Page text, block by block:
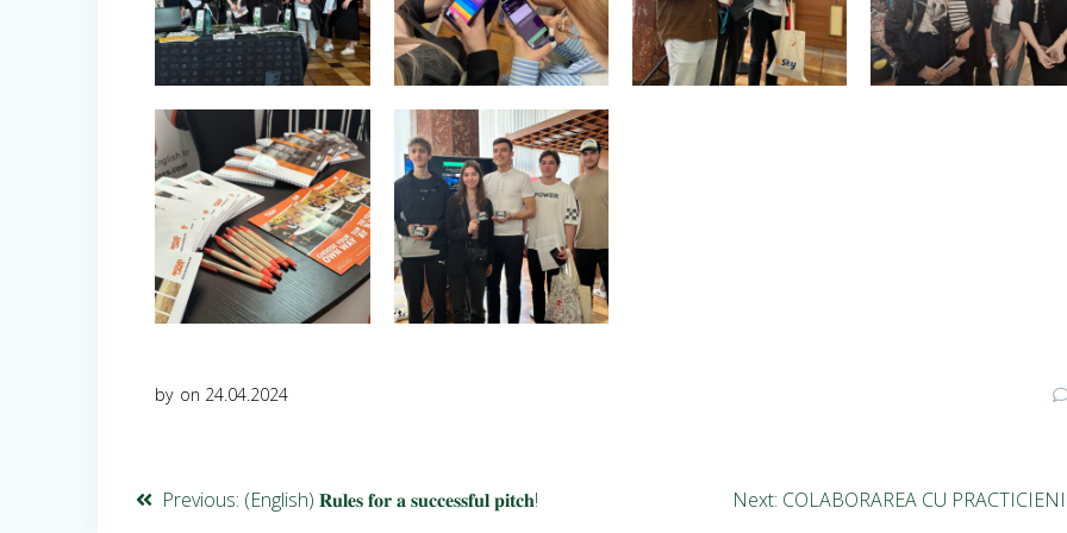
by on 24.04.2024
Previous: (English) 𝐑𝐮𝐥𝐞𝐬 𝐟𝐨𝐫 𝐚 𝐬𝐮𝐜𝐜𝐞𝐬𝐬𝐟𝐮𝐥 𝐩𝐢𝐭𝐜𝐡! Next: COLABORAREA CU